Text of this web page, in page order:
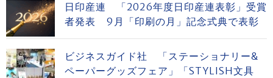
日印産連 「2026年度日印産連表彰」受賞
者発表 9月「印刷の月」記念式典で表彰
ビジネスガイド社 「ステーショナリー&
ペーパーグッズフェア」「STYLISH文具